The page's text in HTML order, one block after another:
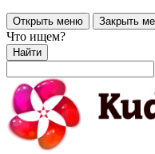
Открыть меню Закрыть
Что ищем?
Найти